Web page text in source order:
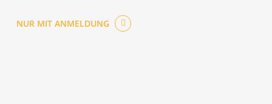
NUR MIT ANMELDUNG